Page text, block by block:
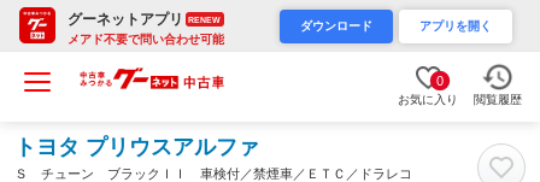
グーネットアプリ RENEW
メアド不要で問い合わせ可能
ダウンロード アプリを開く
0
お気に入り 閲覧履歴
トヨタ プリウスアルファ
Ｓ チューン ブラックＩＩ 車検付／禁煙車／ＥＴＣ／ドラレコ